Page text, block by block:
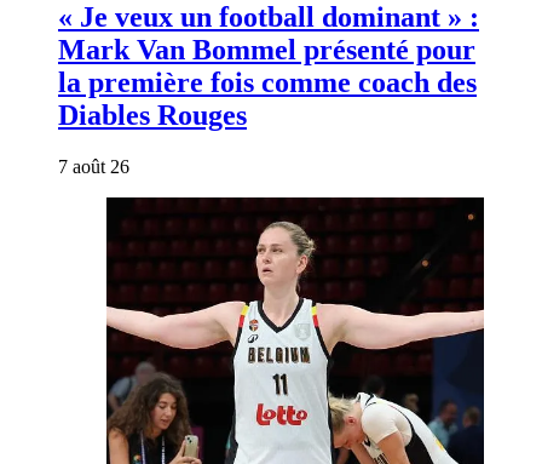
« Je veux un football dominant » :
Mark Van Bommel présenté pour
la première fois comme coach des
Diables Rouges
7 août 26